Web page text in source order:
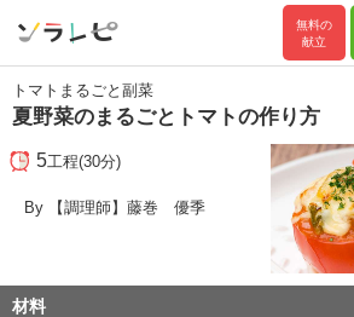
無料の
献立
トマトまるごと副菜
夏野菜のまるごとトマトの作り方
5工程(30分)
By 【調理師】藤巻 優季
材料